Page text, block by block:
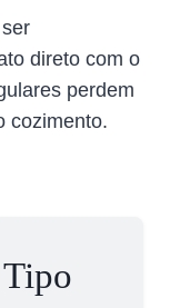
direto com o
perdem
cozimento.